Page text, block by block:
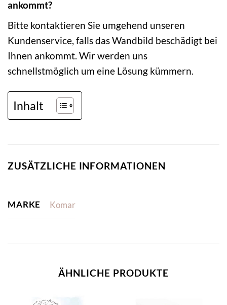
ankommt?
Bitte kontaktieren Sie umgehend unseren
Kundenservice, falls das Wandbild beschädigt bei
Ihnen ankommt. Wir werden uns
schnellstmöglich um eine Lösung kümmern.
Inhalt
ZUSÄTZLICHE INFORMATIONEN
MARKE Komar
ÄHNLICHE PRODUKTE